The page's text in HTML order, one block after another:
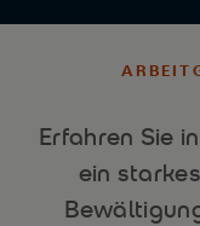
Erfahren Sie
ein starkes